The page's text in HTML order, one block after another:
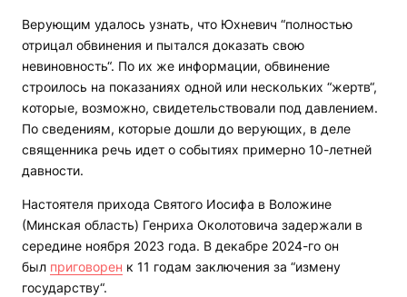
Верующим удалось узнать, что Юхневич “полностью
отрицал обвинения и пытался доказать свою
невиновность“. По их же информации, обвинение
строилось на показаниях одной или нескольких “жертв“,
которые, возможно, свидетельствовали под давлением.
По сведениям, которые дошли до верующих, в деле
священника речь идет о событиях примерно 10-летней
давности.
Настоятеля прихода Святого Иосифа в Воложине
(Минская область) Генриха Околотовича задержали в
середине ноября 2023 года. В декабре 2024-го он
был приговорен к 11 годам заключения за “измену
государству“.